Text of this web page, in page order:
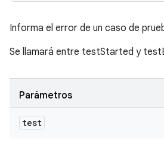
Informa el error de un caso de
Se llamará entre testStarted y
Parámetros
test